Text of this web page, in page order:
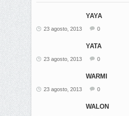
YAYA
23 agosto, 2013 0
YATA
23 agosto, 2013 0
WARMI
23 agosto, 2013 0
WALON